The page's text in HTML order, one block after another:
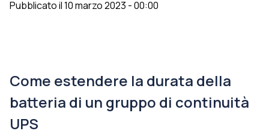
Pubblicato il 10 marzo 2023 - 00:00
Come estendere la durata della
batteria di un gruppo di continuità
UPS